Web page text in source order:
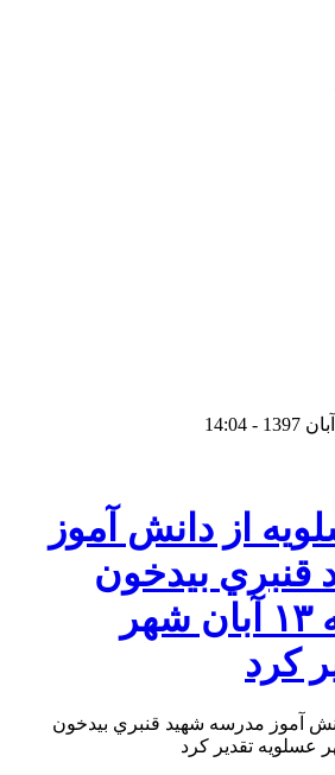
از دانش آموز
بيدخون
مجري برنامه ١٣ آبان شهر
كرد